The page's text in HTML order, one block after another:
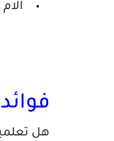
هل